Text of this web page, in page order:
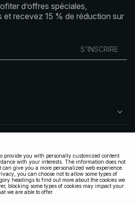
d’offres spéciales,
et recevez 15 % de réduction sur
S'INSCRIRE